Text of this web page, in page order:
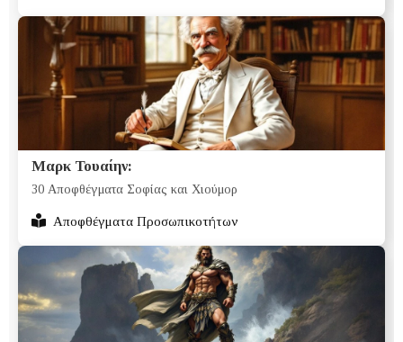
Μαρκ Τουαίην:
30 Αποφθέγματα Σοφίας και Χιούμορ
Αποφθέγματα Προσωπικοτήτων